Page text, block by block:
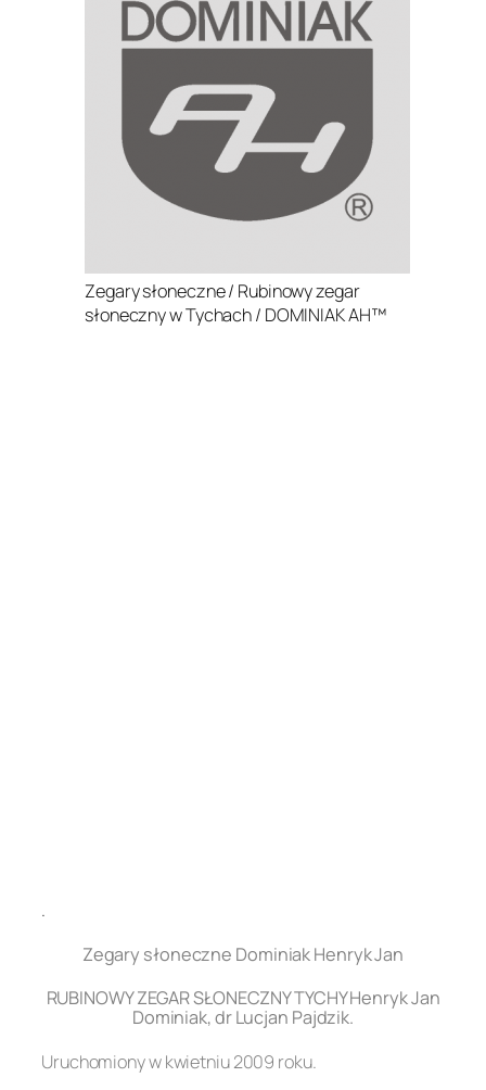
Zegary słoneczne / Rubinowy zegar
słoneczny w Tychach / DOMINIAK AH™
.
Zegary słoneczne Dominiak Henryk Jan
RUBINOWY ZEGAR SŁONECZNY TYCHY Henryk Jan
Dominiak, dr Lucjan Pajdzik.
Uruchomiony w kwietniu 2009 roku.